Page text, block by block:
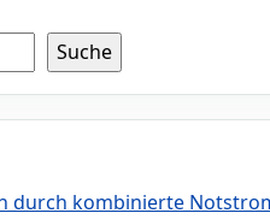
Suche
durch kombinierte